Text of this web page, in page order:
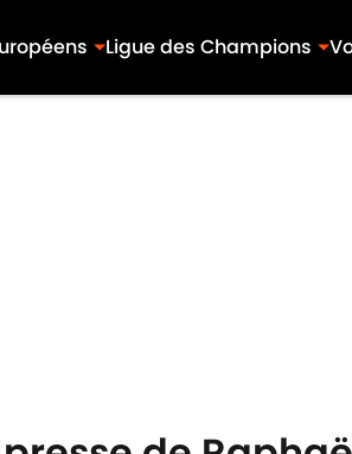
Ligue des Champions